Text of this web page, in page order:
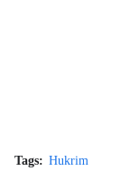
Tags: Hukrim